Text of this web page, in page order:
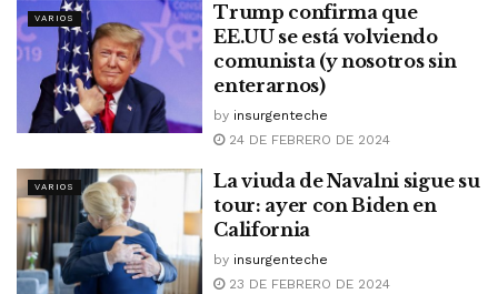
VARIOS
Trump confirma que
EE.UU se está volviendo
comunista (y nosotros sin
enterarnos)
by insurgenteche
24 DE FEBRERO DE 2024
VARIOS
La viuda de Navalni sigue su
tour: ayer con Biden en
California
by insurgenteche
23 DE FEBRERO DE 2024